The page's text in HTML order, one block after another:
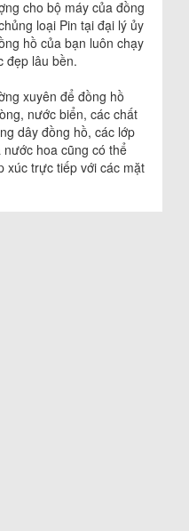
cho bộ máy của đồng
loại Pin tại đại lý ủy
hồ của bạn luôn chạy
đẹp lâu bền.
xuyên để đồng hồ
nước biển, các chất
dây đồng hồ, các lớp
hoa cũng có thể
xúc trực tiếp với các mặt